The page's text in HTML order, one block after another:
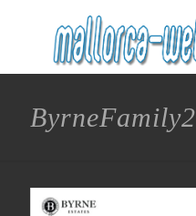
ByrneFamily2